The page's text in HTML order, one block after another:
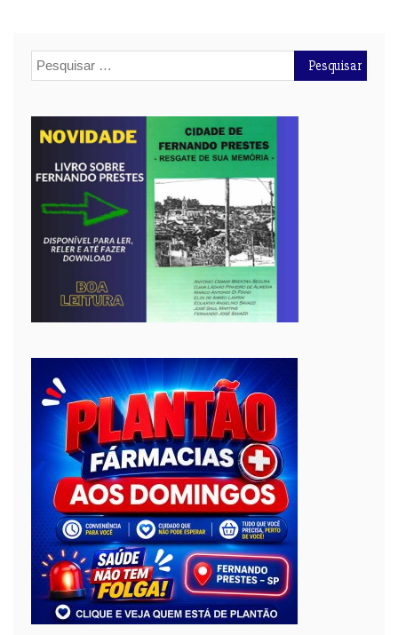
Pesquisar
por: